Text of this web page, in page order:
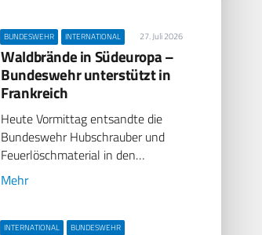
BUNDESWEHR INTERNATIONAL 27. Juli 2026
Waldbrände in Südeuropa –
Bundeswehr unterstützt in
Frankreich
Heute Vormittag entsandte die
Bundeswehr Hubschrauber und
Feuerlöschmaterial in den…
Mehr
INTERNATIONAL
BUNDESWEHR